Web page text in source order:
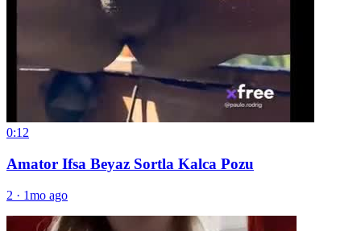
0:12
Amator Ifsa Beyaz Sortla Kalca Pozu
2 · 1mo ago